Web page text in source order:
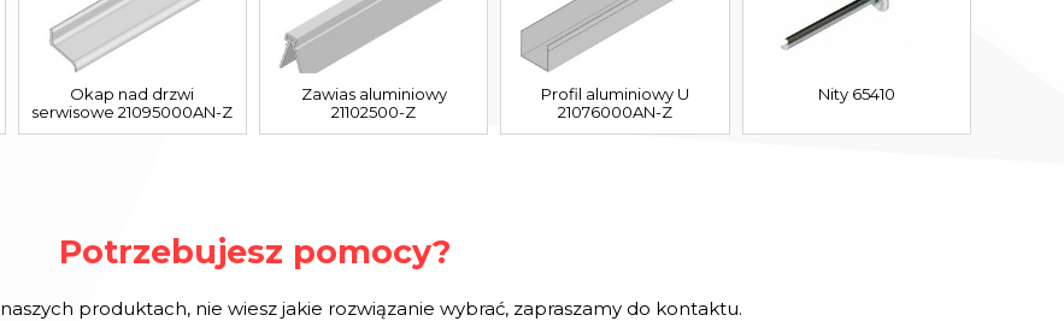
Okap nad drzwi
serwisowe 21095000AN-Z
Zawias aluminiowy
21102500-Z
Profil aluminiowy U
21076000AN-Z
Nity 65410
Potrzebujesz pomocy?
produktach, nie wiesz jakie rozwiązanie wybrać, zapraszamy do kontaktu.